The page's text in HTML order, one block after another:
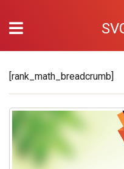
[rank_math_breadcrumb]